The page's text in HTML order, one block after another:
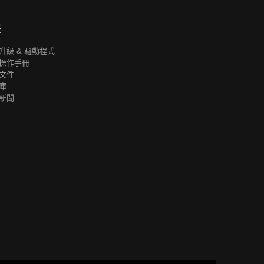
級 & 驅動程式
作手冊
件
聞